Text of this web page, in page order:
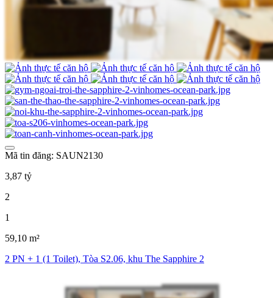
Mã tin đăng: SAUN2130
3,87 tỷ
2
1
59,10 m²
2 PN + 1 (1 Toilet), Tòa S2.06, khu The Sapphire 2